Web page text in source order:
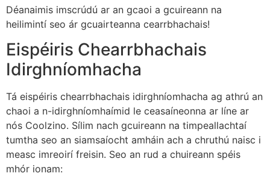
Déanaimis imscrúdú ar an gcaoi a gcuireann na
heilimintí seo ár gcuairteanna cearrbhachais!
Eispéiris Chearrbhachais
Idirghníomhacha
Tá eispéiris chearrbhachais idirghníomhacha ag athrú an
chaoi a n-idirghníomhaímid le ceasaíneonna ar líne ar
nós Coolzino. Sílim nach gcuireann na timpeallachtaí
tumtha seo an siamsaíocht amháin ach a chruthú naisc i
measc imreoirí freisin. Seo an rud a chuireann spéis
mhór ionam: